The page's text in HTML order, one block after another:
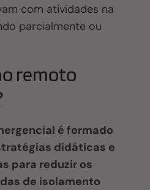
com atividades na
parcialmente ou
remoto
é formado
didáticas e
para reduzir os
de isolamento